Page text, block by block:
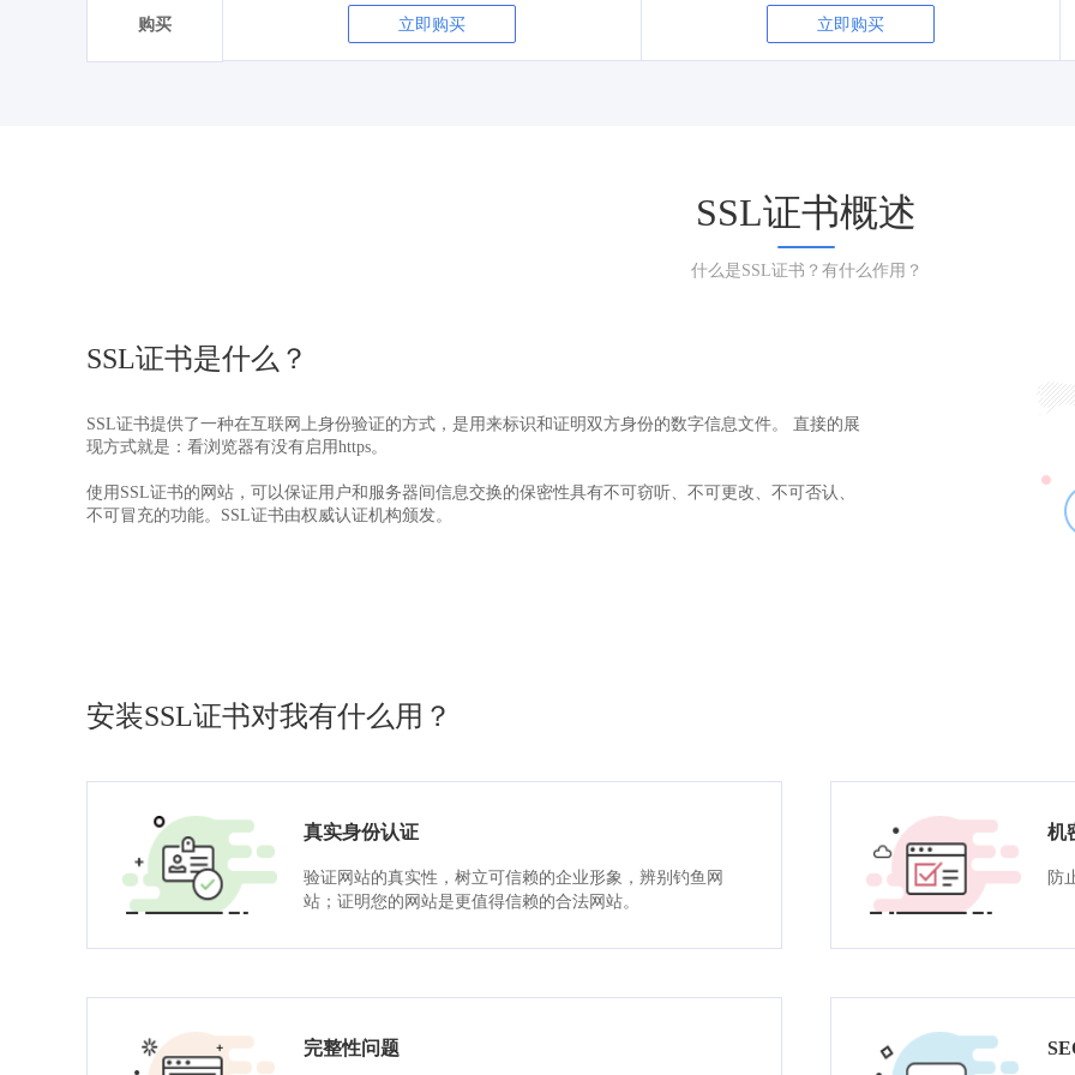
购买 立即购买 立即购买
SSL证书概述
什么是SSL证书？有什么作用？
SSL证书是什么？
SSL证书提供了一种在互联网上身份验证的方式，是用来标识和证明双方身份的数字信息文件。 直接的展
现方式就是：看浏览器有没有启用https。
使用SSL证书的网站，可以保证用户和服务器间信息交换的保密性具有不可窃听、不可更改、不可否认、
不可冒充的功能。SSL证书由权威认证机构颁发。
安装SSL证书对我有什么用？
真实身份认证
验证网站的真实性，树立可信赖的企业形象，辨别钓鱼网
站；证明您的网站是更值得信赖的合法网站。
机
防
完整性问题